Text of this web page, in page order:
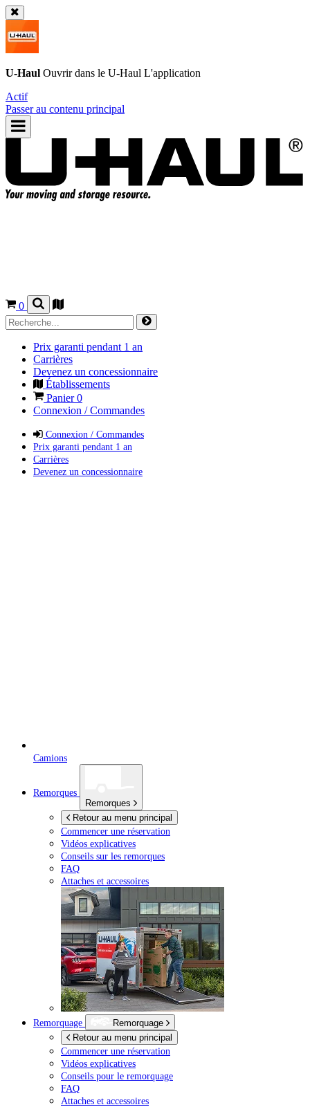
U-Haul Ouvrir dans le U-Haul L'application
Actif
Passer au contenu principal
0
Prix garanti pendant 1 an
Carrières
Devenez un concessionnaire
Établissements
Panier0
Connexion / Commandes
Connexion / Commandes
Prix garanti pendant 1 an
Carrières
Devenez un concessionnaire
Camions
Remorques
Remorques
Retour au menu principal
Commencer une réservation
Vidéos explicatives
Conseils sur les remorques
FAQ
Attaches et accessoires
Remorquage
Remorquage
Retour au menu principal
Commencer une réservation
Vidéos explicatives
Conseils pour le remorquage
FAQ
Attaches et accessoires